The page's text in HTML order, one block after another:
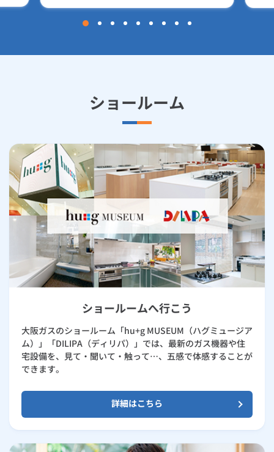
ショールーム
ショールームへ行こう
大阪ガスのショールーム「hu+g MUSEUM（ハグミュージア
ム）」「DILIPA（ディリパ）」では、最新のガス機器や住
宅設備を、見て・聞いて・触って…、五感で体感することが
できます。
詳細はこちら